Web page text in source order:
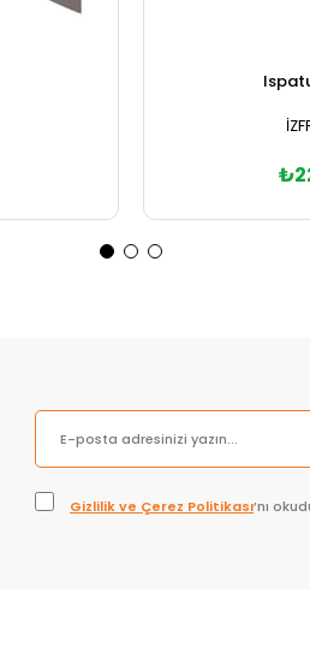
Gizlilik ve Çerez Politikası’nı